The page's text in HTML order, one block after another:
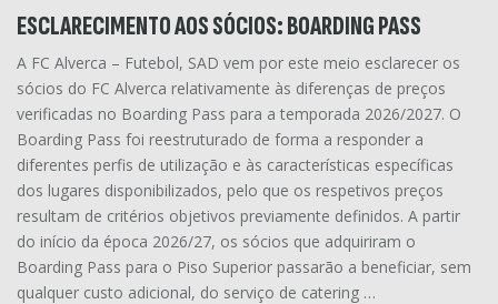
ESCLARECIMENTO AOS SÓCIOS: BOARDING PASS
A FC Alverca – Futebol, SAD vem por este meio esclarecer os
sócios do FC Alverca relativamente às diferenças de preços
verificadas no Boarding Pass para a temporada 2026/2027. O
Boarding Pass foi reestruturado de forma a responder a
diferentes perfis de utilização e às características específicas
dos lugares disponibilizados, pelo que os respetivos preços
resultam de critérios objetivos previamente definidos. A partir
do início da época 2026/27, os sócios que adquiriram o
Boarding Pass para o Piso Superior passarão a beneficiar, sem
qualquer custo adicional, do serviço de catering …